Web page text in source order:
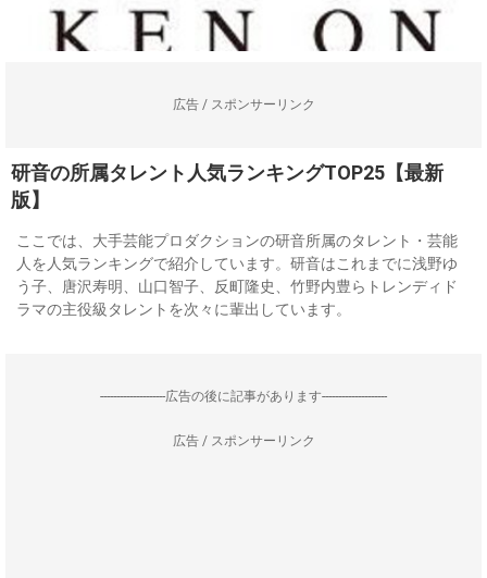
広告 / スポンサーリンク
研音の所属タレント人気ランキングTOP25【最新
版】
ここでは、大手芸能プロダクションの研音所属のタレント・芸能
人を人気ランキングで紹介しています。研音はこれまでに浅野ゆ
う子、唐沢寿明、山口智子、反町隆史、竹野内豊らトレンディド
ラマの主役級タレントを次々に輩出しています。
--------------------広告の後に記事があります--------------------
広告 / スポンサーリンク